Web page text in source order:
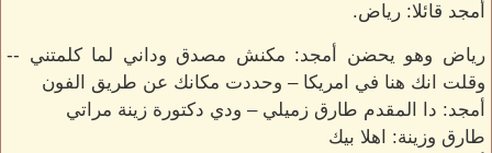
أمجد قائلا: رياض.
رياض وهو يحضن أمجد: مكنش مصدق وداني لما كلمتني --
وقلت انك هنا في امريكا – وحددت مكانك عن طريق الفون
أمجد: دا المقدم طارق زميلي – ودي دكتورة زينة مراتي
طارق وزينة: اهلا بيك